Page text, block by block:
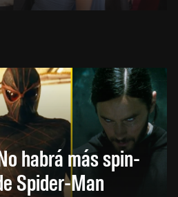
habrá más spin-
Spider-Man